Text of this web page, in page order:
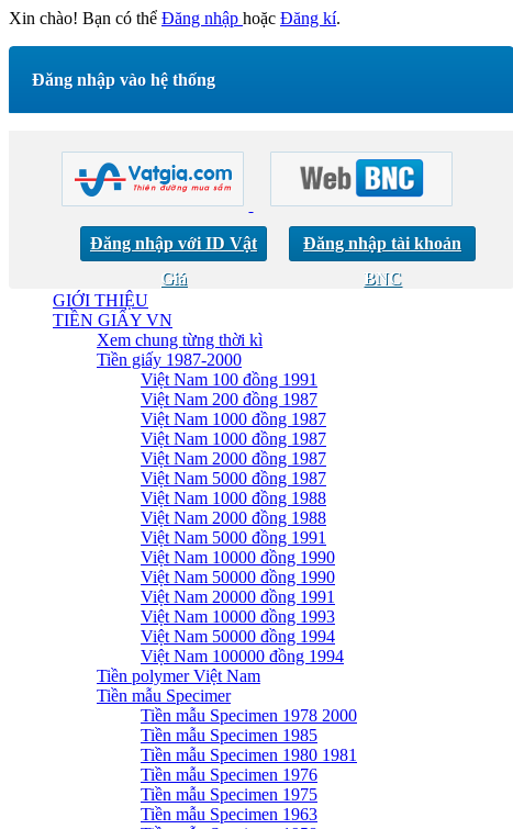
Xin chào! Bạn có thể Đăng nhập hoặc Đăng kí.
Đăng nhập vào hệ thống
Đăng nhập với ID Vật
Giá
Đăng nhập tài khoản
BNC
GIỚI THIỆU
TIỀN GIẤY VN
Xem chung từng thời kì
Tiền giấy 1987-2000
Việt Nam 100 đồng 1991
Việt Nam 200 đồng 1987
Việt Nam 1000 đồng 1987
Việt Nam 1000 đồng 1987
Việt Nam 2000 đồng 1987
Việt Nam 5000 đồng 1987
Việt Nam 1000 đồng 1988
Việt Nam 2000 đồng 1988
Việt Nam 5000 đồng 1991
Việt Nam 10000 đồng 1990
Việt Nam 50000 đồng 1990
Việt Nam 20000 đồng 1991
Việt Nam 10000 đồng 1993
Việt Nam 50000 đồng 1994
Việt Nam 100000 đồng 1994
Tiền polymer Việt Nam
Tiền mẫu Specimer
Tiền mẫu Specimen 1978 2000
Tiền mẫu Specimen 1985
Tiền mẫu Specimen 1980 1981
Tiền mẫu Specimen 1976
Tiền mẫu Specimen 1975
Tiền mẫu Specimen 1963